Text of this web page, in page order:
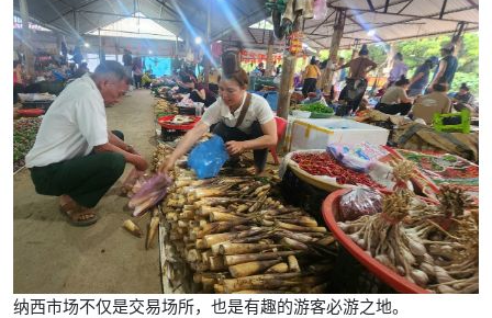
纳西市场不仅是交易场所，也是有趣的游客必游之地。